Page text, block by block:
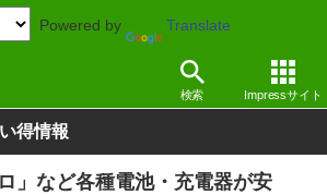
Powered by Translate
検索 Impressサイト
イル その他
得情報
」など各種電池・充電器が安